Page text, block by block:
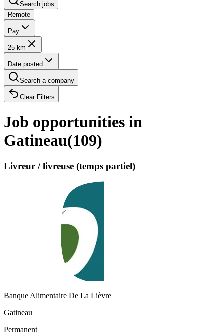
Search jobs
Remote
Pay
25 km
Date posted
Search a company
Clear Filters
Job opportunities in
Gatineau(109)
Livreur / livreuse (temps partiel)
Banque Alimentaire De La Lièvre
Gatineau
Permanent